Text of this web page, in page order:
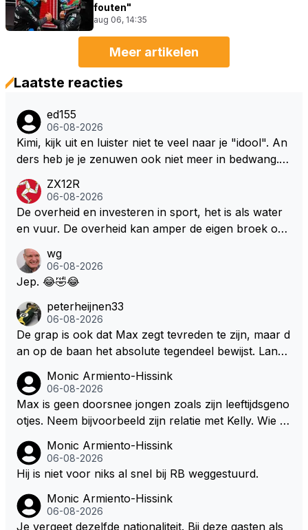
fouten"
aug 06, 14:35
Meer artikelen
Laatste reacties
ed155
06-08-2026
Kimi, kijk uit en luister niet te veel naar je "idool". An
ders heb je je zenuwen ook niet meer in bedwang. Zi
Marquez/Jos ? Veel gezelliger
ZX12R
06-08-2026
De overheid en investeren in sport, het is als water
en vuur. De overheid kan amper de eigen broek oph
s. Je kunt de Staat het best vergelijken met de sherif
f van Nottinghem (Robin Hood) welk achter de bom
m/haar van zijn laatste zuurverdiende stuiver te ber
oven. De Staat heeft nooit ooit maar een stuiver in Z
andvoort willen investeren en dat zal ook nooit gebe
uren. Afdragen van BTW gelden en vergunningen bi
j dergelijke sportievefestiviteiten MOET je dan weer
wel afstaan, de parasiet.
wg
06-08-2026
Jep. 😂🤣😂
peterheijnen33
06-08-2026
De grap is ook dat Max zegt tevreden te zijn, maar d
an op de baan het absolute tegendeel bewijst. Lando
dan eigenlijk niet echt zien. ;)
Monic Armiento-Hissink
06-08-2026
Max is geen doorsnee jongen zoals zijn leeftijdsgeno
otjes. Neem bijvoorbeeld zijn relatie met Kelly. Wie g
artjes ouder is en al een kleine heeft van een voorm
alig RB-lid op de leeftijd van 23 jaar? Hij doet dingen
oon. Ieder jaar is er in Hongarije een uitje voor zijn t
eam. Op 28-jarige leeftijd is hij al eigenaar van een su
Monic Armiento-Hissink
06-08-2026
Hij is niet voor niks al snel bij RB weggestuurd.
Monic Armiento-Hissink
06-08-2026
Je vergeet dezelfde nationaliteit. Bij deze gasten als